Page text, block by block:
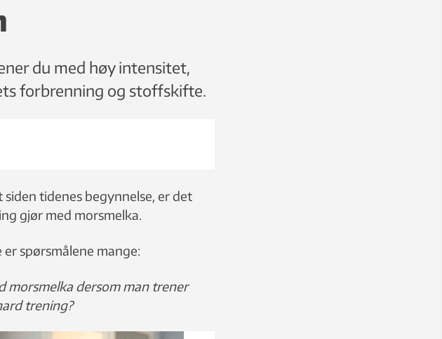
du med høy intensitet,
forbrenning og stoffskifte.
tidenes begynnelse, er det
gjør med morsmelka.
spørsmålene mange:
morsmelka dersom man trener
trening?